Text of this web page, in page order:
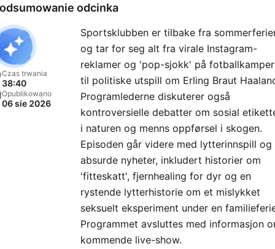
odcinka
Czas trwania
38:40
Opublikowano
06 sie 2026
Sportsklubben er tilbake fra
og tar for seg alt fra virale Instagram-
reklamer og 'pop-sjokk' på fotballkamper
til politiske utspill om Erling Braut
Programlederne diskuterer også
kontroversielle debatter om sosial
i naturen og menns oppførsel i skogen.
Episoden går videre med lytterinnspill og
absurde nyheter, inkludert historier om
'fitteskatt', fjernhealing for dyr og en
rystende lytterhistorie om et mislykket
seksuelt eksperiment under en
Programmet avsluttes med informasjon
kommende live-show.